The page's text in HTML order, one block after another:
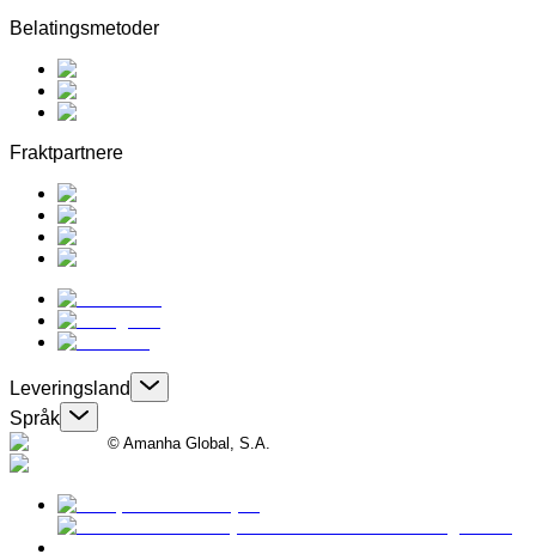
Belatingsmetoder
Fraktpartnere
Leveringsland
Språk
© Amanha Global, S.A.